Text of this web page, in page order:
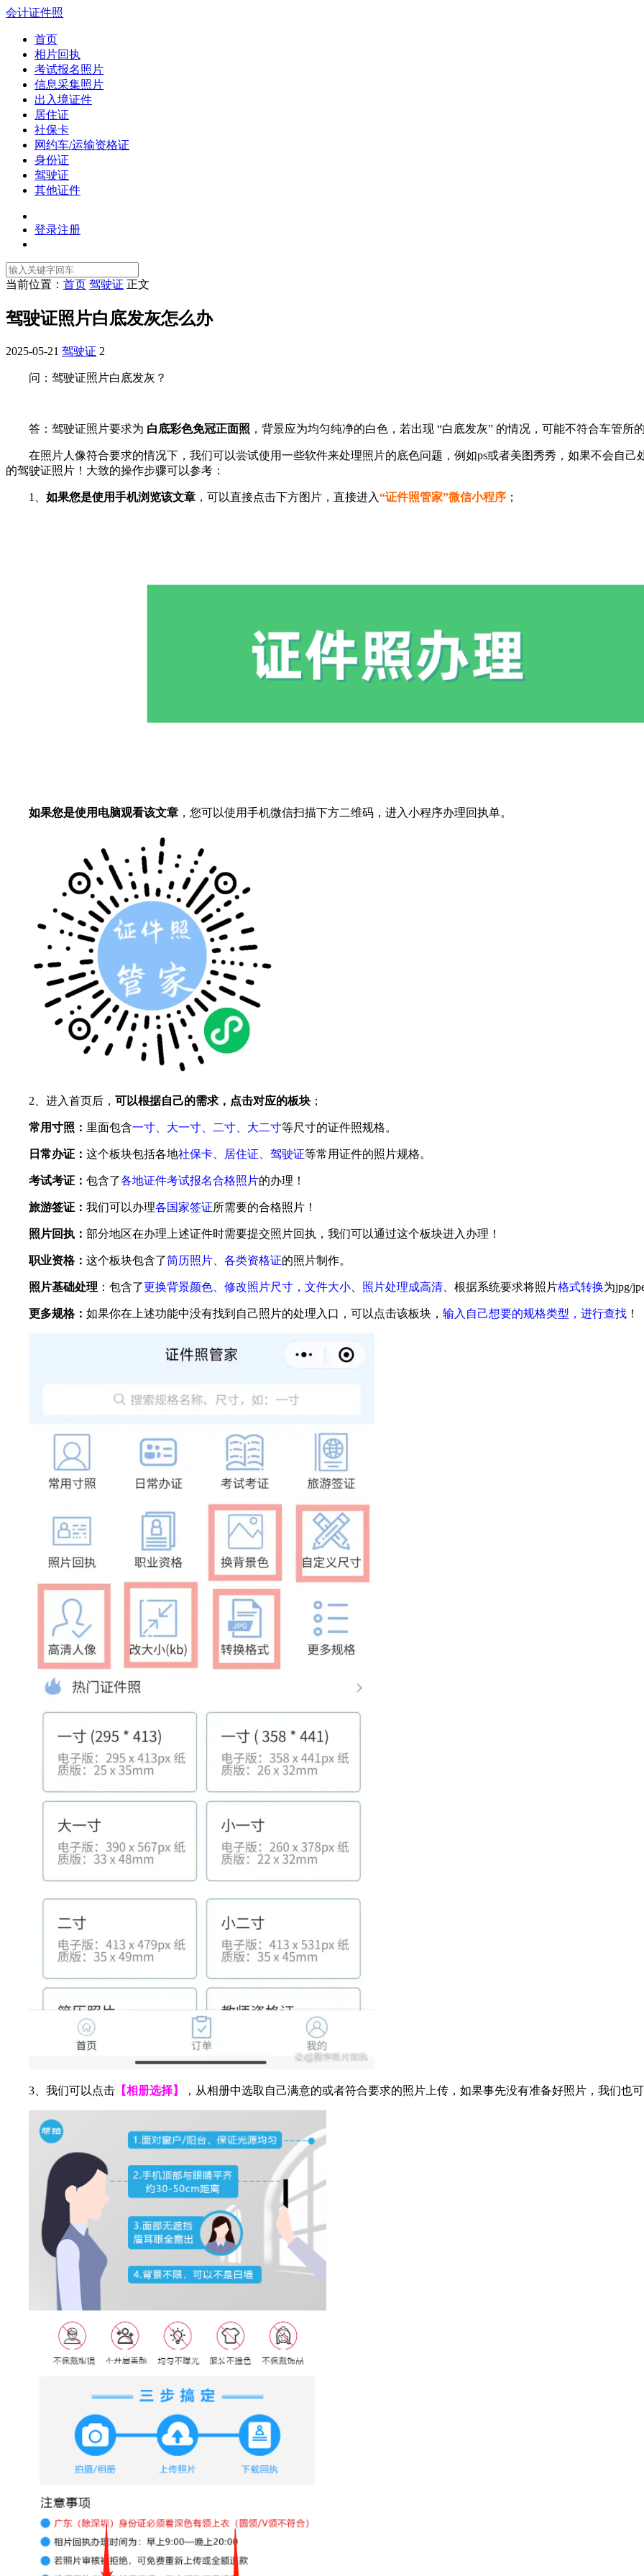
会计证件照
首页
相片回执
考试报名照片
信息采集照片
出入境证件
居住证
社保卡
网约车/运输资格证
身份证
驾驶证
其他证件
登录注册
当前位置： 首页 驾驶证 正文
驾驶证照片白底发灰怎么办
2025-05-21 驾驶证 2
问：驾驶证照片白底发灰？
答：驾驶证照片要求为 白底彩色免冠正面照 ，背景应为均匀纯净的白色，若出现 “白底发灰” 的情况，可能不符合车管所
在照片人像符合要求的情况下，我们可以尝试使用一些软件来处理照片的底色问题，例如ps或者美图秀秀，如果不会自
的驾驶证照片！大致的操作步骤可以参考：
1、 如果您是使用手机浏览该文章 ，可以直接点击下方图片，直接进入“证件照管家”微信小程序 ；
如果您是使用电脑观看该文章 ，您可以使用手机微信扫描下方二维码，进入小程序办理回执单。
2、进入首页后， 可以根据自己的需求，点击对应的板块 ；
常用寸照： 里面包含一寸、大一寸、二寸、大二寸等尺寸的证件照规格。
日常办证： 这个板块包括各地社保卡、居住证、驾驶证等常用证件的照片规格。
考试考证： 包含了各地证件考试报名合格照片的办理！
旅游签证： 我们可以办理各国家签证所需要的合格照片！
照片回执： 部分地区在办理上述证件时需要提交照片回执，我们可以通过这个板块进入办理！
职业资格： 这个板块包含了简历照片、各类资格证的照片制作。
照片基础处理 ：包含了更换背景颜色、修改照片尺寸，文件大小 照片处理成高清 、根据系统要求将照片格式转换为jpg/
更多规格： 如果你在上述功能中没有找到自己照片的处理入口，可以点击该板块， 输入自己想要的规格类型，进行查找 ！
3、我们可以点击 【相册选择】 ，从相册中选取自己满意的或者符合要求的照片上传，如果事先没有准备好照片，我们也